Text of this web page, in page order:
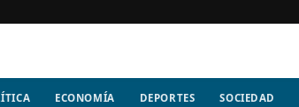
ECONOMÍA DEPORTES SOCIEDAD